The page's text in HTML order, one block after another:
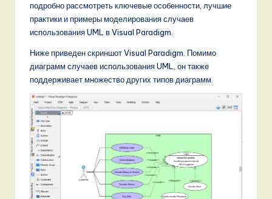
T
in
A
подробно рассмотреть ключевые особенности, лучшие
практики и примеры моделирования случаев
использования UML в Visual Paradigm.
Ниже приведен скриншот Visual Paradigm. Помимо
диаграмм случаев использования UML, он также
поддерживает множество других типов диаграмм.